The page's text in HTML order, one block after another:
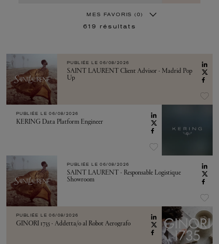
MES FAVORIS (0)
619 résultats
PUBLIÉE LE 06/08/2026
SAINT LAURENT Client Advisor - Madrid Pop
Up
PUBLIÉE LE 06/08/2026
KERING Data Platform Engineer
PUBLIÉE LE 06/08/2026
SAINT LAURENT - Responsable Logistique
Showroom
PUBLIÉE LE 06/08/2026
GINORI 1735 - Addetta/o al Robot Aerografo